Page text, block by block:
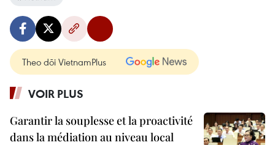
Theo dõi VietnamPlus
VOIR PLUS
Garantir la souplesse et la proactivité
dans la médiation au niveau local